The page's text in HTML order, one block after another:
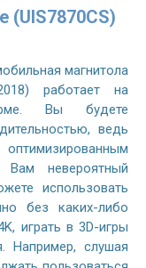
магнитола
работает на
Вы будете
ведь
Вам невероятный
использовать
без каких-либо
играть в 3D-игры
Например, слушая